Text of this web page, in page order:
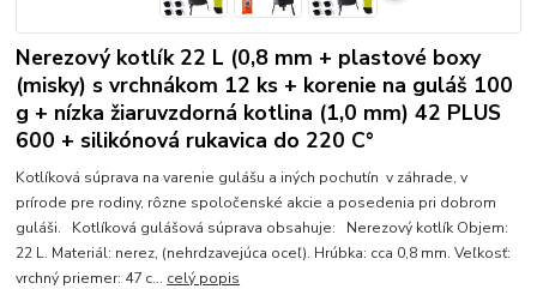
Nerezový kotlík 22 L (0,8 mm + plastové boxy
(misky) s vrchnákom 12 ks + korenie na guláš 100
g + nízka žiaruvzdorná kotlina (1,0 mm) 42 PLUS
600 + silikónová rukavica do 220 C°
Kotlíková súprava na varenie gulášu a iných pochutín v záhrade, v
prírode pre rodiny, rôzne spoločenské akcie a posedenia pri dobrom
guláši. Kotlíková gulášová súprava obsahuje: Nerezový kotlík Objem:
22 L. Materiál: nerez, (nehrdzavejúca oceľ). Hrúbka: cca 0,8 mm. Veľkosť:
vrchný priemer: 47 c... celý popis